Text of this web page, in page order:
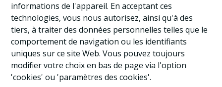
informations de l'appareil. En acceptant ces
technologies, vous nous autorisez, ainsi qu'à des
tiers, à traiter des données personnelles telles que le
comportement de navigation ou les identifiants
uniques sur ce site Web. Vous pouvez toujours
modifier votre choix en bas de page via l'option
'cookies' ou 'paramètres des cookies'.